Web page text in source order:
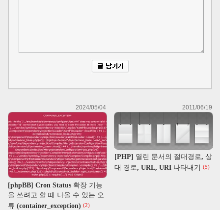
2024/05/04
[phpBB] Cron Status 확장 기능
을 쓰려고 할 때 나올 수 있는 오
류 (container_exception)(2)
2011/06/19
[PHP] 열린 문서의 절대경로, 상
대 경로, URL, URI 나타내기 (5)